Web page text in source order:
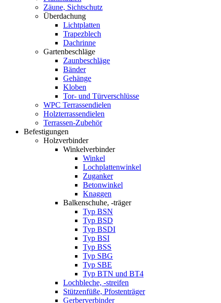
Zäune, Sichtschutz
Überdachung
Lichtplatten
Trapezblech
Dachrinne
Gartenbeschläge
Zaunbeschläge
Bänder
Gehänge
Kloben
Tor- und Türverschlüsse
WPC Terrassendielen
Holzterrassendielen
Terrassen-Zubehör
Befestigungen
Holzverbinder
Winkelverbinder
Winkel
Lochplattenwinkel
Zuganker
Betonwinkel
Knaggen
Balkenschuhe, -träger
Typ BSN
Typ BSD
Typ BSDI
Typ BSI
Typ BSS
Typ SBG
Typ SBE
Typ BTN und BT4
Lochbleche, -streifen
Stützenfüße, Pfostenträger
Gerberverbinder